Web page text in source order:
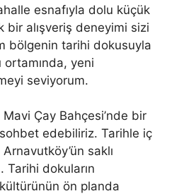
esnafıyla dolu küçük
bir alışveriş deneyimi sizi
bölgenin tarihi dokusuyla
yeni
seviyorum.
Çay Bahçesi’nde bir
edebiliriz. Tarihle iç
saklı
Tarihi dokuların
ön planda